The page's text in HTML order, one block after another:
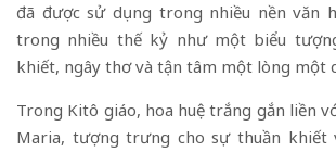
đã được sử dụng trong nhiều nền văn
trong nhiều thế kỷ như một biểu
khiết, ngây thơ và tận tâm một lòng một
Trong Kitô giáo, hoa huệ trắng gắn liền
Maria, tượng trưng cho sự thuần khiết